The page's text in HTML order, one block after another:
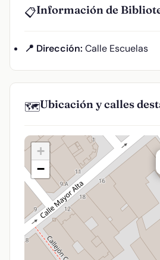
📋Información de
📍 Dirección: Calle Escuelas
🗺️Ubicación y calles
+
−